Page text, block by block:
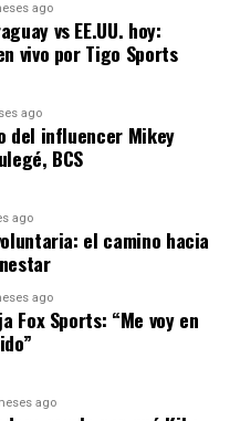
continúa su
para el
social son
no solo es una
crucial para el futuro
en Nuevo León
Castellanos en Sinaloa:
ago
vs EE.UU. hoy:
vivo por Tigo Sports
ago
del influencer Mikey
BCS
ago
el camino hacia
ago
Fox Sports: “Me voy en
ago